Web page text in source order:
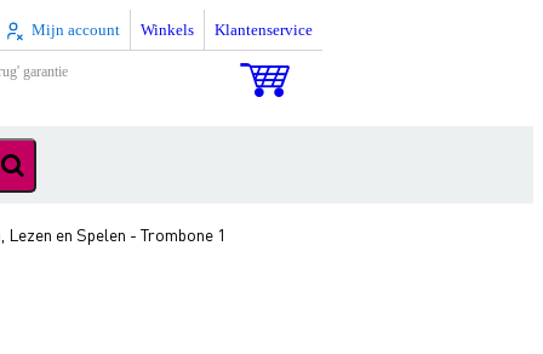
Mijn account Winkels Klantenservice
garantie
Lezen en Spelen - Trombone 1